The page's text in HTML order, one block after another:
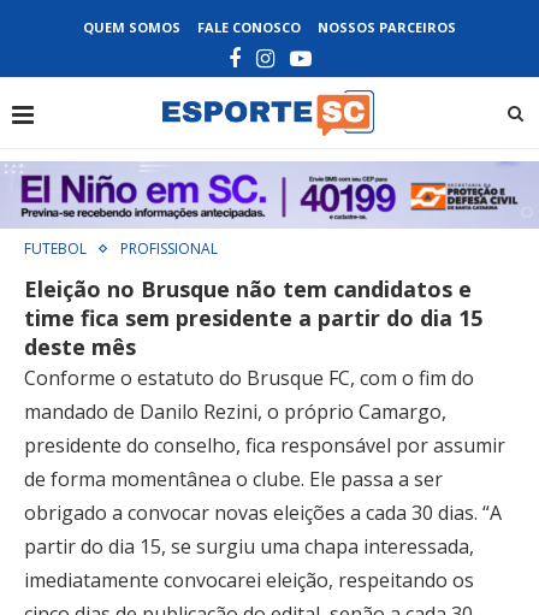
QUEM SOMOS FALE CONOSCO NOSSOS PARCEIROS
FUTEBOL PROFISSIONAL
Eleição no Brusque não tem candidatos e
time fica sem presidente a partir do dia 15
deste mês
Conforme o estatuto do Brusque FC, com o fim do
mandado de Danilo Rezini, o próprio Camargo,
presidente do conselho, fica responsável por assumir
de forma momentânea o clube. Ele passa a ser
obrigado a convocar novas eleições a cada 30 dias. “A
partir do dia 15, se surgiu uma chapa interessada,
imediatamente convocarei eleição, respeitando os